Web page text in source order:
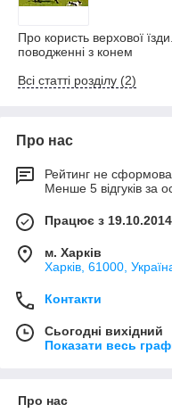
Про користь верхової
поводженні з конем
Всі статті розділу (2)
Про нас
Рейтинг не
Менше 5 відгуків за
Працює з 19.10.2014
м. Харків
Харків, 61000,
Контакти
Сьогодні вихідний
Показати весь
Про нас